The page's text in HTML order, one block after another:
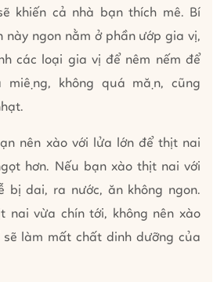
khiến cả nhà bạn thích mê. Bí
này ngon nằm ở phần ướp gia vị,
các loại gia vị để nêm nếm để
không quá mặn, cũng
nên xào với lửa lớn để thịt nai
hơn. Nếu bạn xào thịt nai với
bị dai, ra nước, ăn không ngon.
nai vừa chín tới, không nên xào
làm mất chất dinh dưỡng của